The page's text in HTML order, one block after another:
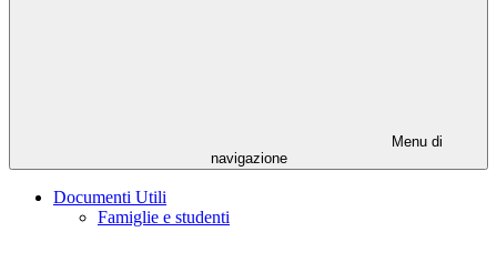
Menu di
navigazione
Documenti Utili
Famiglie e studenti